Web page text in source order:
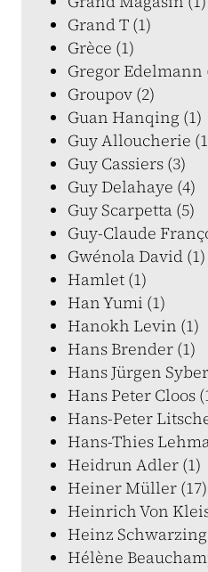
Grand T (1)
Grèce (1)
Gregor Edelmann
Groupov (2)
Guan Hanqing (1)
Guy Alloucherie
Guy Cassiers (3)
Guy Delahaye (4)
Guy Scarpetta (5)
Guy-Claude
Gwénola David (1)
Hamlet (1)
Han Yumi (1)
Hanokh Levin (1)
Hans Brender (1)
Hans Jürgen
Hans Peter Cloos
Hans-Peter
Hans-Thies
Heidrun Adler (1)
Heiner Müller (17)
Heinrich Von
Heinz
Hélène